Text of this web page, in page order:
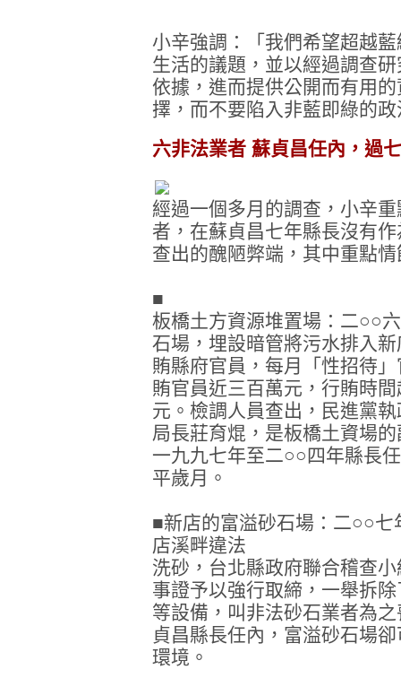
小辛強調：「我們希望超越
生活的議題，並以經過調查
依據，進而提供公開而有用
擇，而不要陷入非藍即綠的
六非法業者 蘇貞昌任內，過
經過一個多月的調查，小辛
者，在蘇貞昌七年縣長沒有
查出的醜陋弊端，其中重點
■
板橋土方資源堆置場：二○○
石場，埋設暗管將污水排入
賄縣府官員，每月「性招待
賄官員近三百萬元，行賄時
元。檢調人員查出，民進黨
局長莊育焜，是板橋土資場
一九九七年至二○○四年縣長
平歲月。
■新店的富溢砂石場：二○○
店溪畔違法
洗砂，台北縣政府聯合稽查
事證予以強行取締，一舉拆
等設備，叫非法砂石業者為
貞昌縣長任內，富溢砂石場
環境。